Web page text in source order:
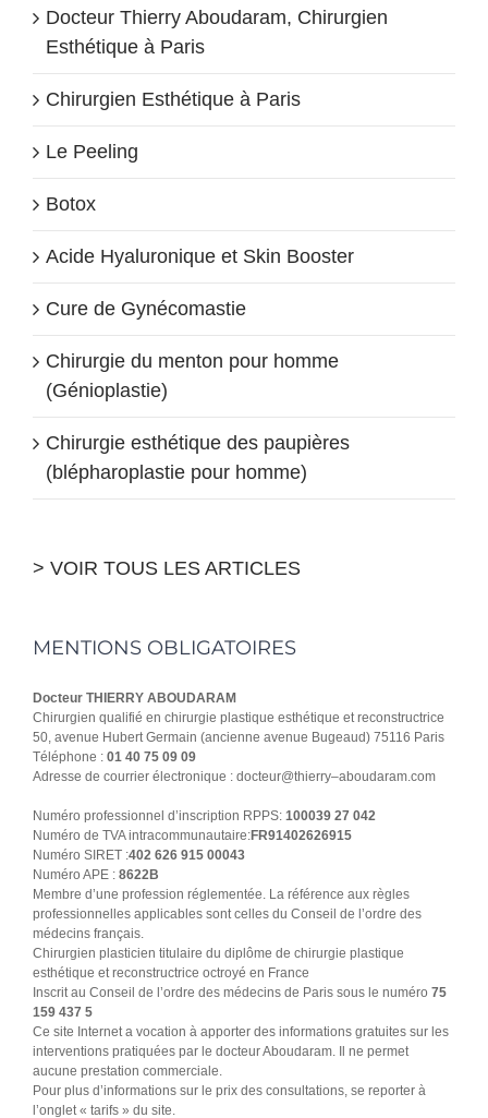
Docteur Thierry Aboudaram, Chirurgien
Esthétique à Paris
Chirurgien Esthétique à Paris
Le Peeling
Botox
Acide Hyaluronique et Skin Booster
Cure de Gynécomastie
Chirurgie du menton pour homme
(Génioplastie)
Chirurgie esthétique des paupières
(blépharoplastie pour homme)
> VOIR TOUS LES ARTICLES
MENTIONS OBLIGATOIRES
Docteur THIERRY ABOUDARAM
Chirurgien qualifié en chirurgie plastique esthétique et reconstructrice
50, avenue Hubert Germain (ancienne avenue Bugeaud) 75116 Paris
Téléphone : 01 40 75 09 09
Adresse de courrier électronique : docteur@thierry–aboudaram.com
Numéro professionnel d’inscription RPPS: 100039 27 042
Numéro de TVA intracommunautaire:FR91402626915
Numéro SIRET :402 626 915 00043
Numéro APE : 8622B
Membre d’une profession réglementée. La référence aux règles
professionnelles applicables sont celles du Conseil de l’ordre des
médecins français.
Chirurgien plasticien titulaire du diplôme de chirurgie plastique
esthétique et reconstructrice octroyé en France
Inscrit au Conseil de l’ordre des médecins de Paris sous le numéro 75
159 437 5
Ce site Internet a vocation à apporter des informations gratuites sur les
interventions pratiquées par le docteur Aboudaram. Il ne permet
aucune prestation commerciale.
Pour plus d’informations sur le prix des consultations, se reporter à
l’onglet « tarifs » du site.